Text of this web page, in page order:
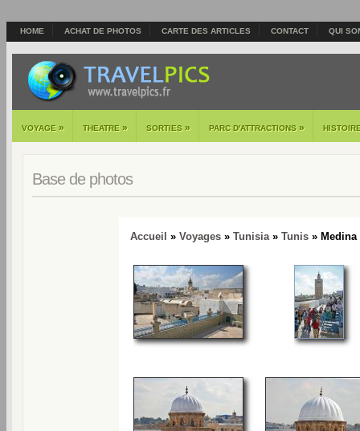
HOME ACHAT DE PHOTOS CARTE DES ARTICLES CONTACT QUI
VOYAGE » THEATRE » SORTIES » PARC D'ATTRACTIONS »
Base de photos
Accueil » Voyages» Tunisia» Tunis» Medina